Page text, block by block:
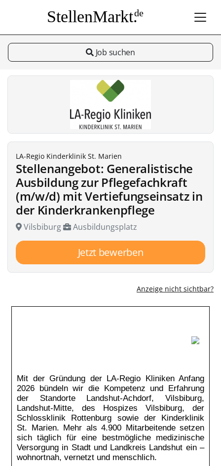
StellenMarkt.de
Job suchen
LA-Regio Kinderklinik St. Marien
Stellenangebot: Generalistische
Ausbildung zur Pflegefachkraft
(m/w/d) mit Vertiefungseinsatz in
der Kinderkrankenpflege
Vilsbiburg Ausbildungsplatz
Jetzt bewerben
Anzeige nicht sichtbar?